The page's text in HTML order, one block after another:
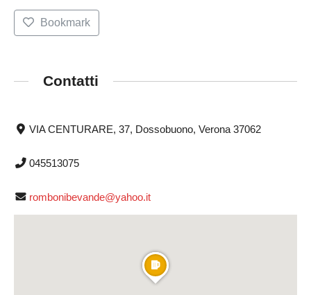
Bookmark
Contatti
VIA CENTURARE, 37, Dossobuono, Verona 37062
045513075
rombonibevande@yahoo.it